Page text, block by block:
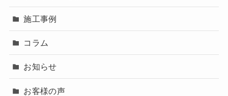
施工事例
コラム
お知らせ
お客様の声